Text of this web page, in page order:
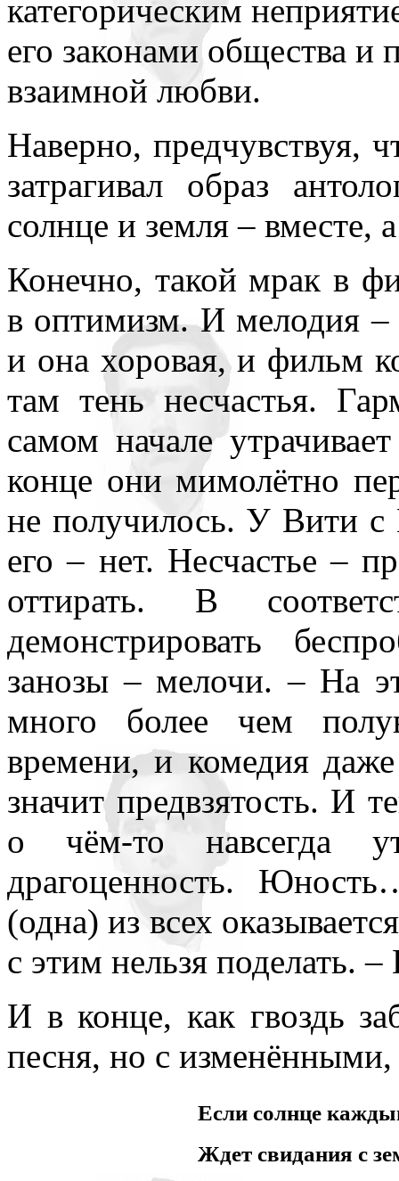
категорическим
его законами общества и
взаимной любви.
Наверно, предчувствуя,
затрагивал образ
солнце и земля – вместе,
Конечно, такой мрак в
в оптимизм. И мелодия –
и она хоровая, и фильм
там тень несчастья.
самом начале
конце они мимолётно
не получилось. У Вити с
его – нет. Несчастье –
оттирать. В
демонстрировать
занозы – мелочи. – На
много более чем
времени, и комедия
значит предвзятость. И
о чём-то навсегда
драгоценность.
(одна) из всех
с этим нельзя поделать.
И в конце, как гвоздь
песня, но с
Если солнце
Ждет свидания с